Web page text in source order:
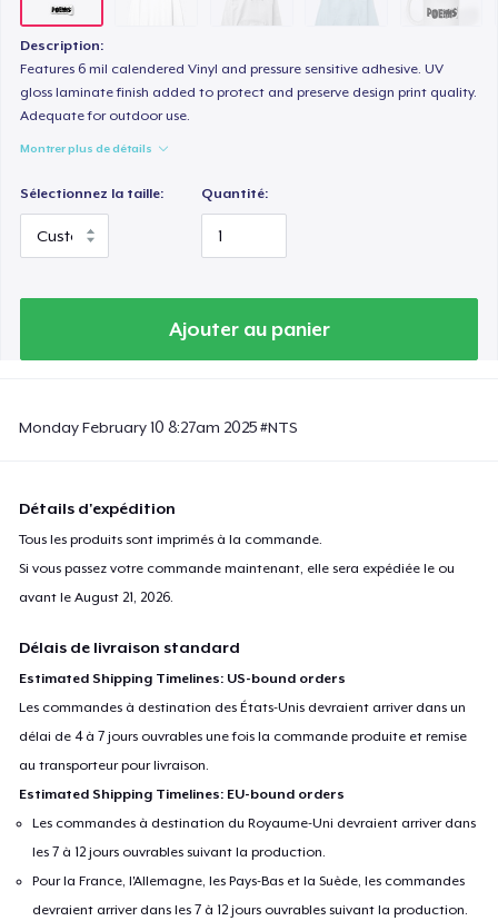
Description:
Features 6 mil calendered Vinyl and pressure sensitive adhesive. UV
gloss laminate finish added to protect and preserve design print quality.
Adequate for outdoor use.
Montrer plus de détails
Sélectionnez la taille: Quantité:
Ajouter au panier
Monday February 10 8:27am 2025 #NTS
Détails d'expédition
Tous les produits sont imprimés à la commande.
Si vous passez votre commande maintenant, elle sera expédiée le ou
avant leAugust 21, 2026.
Délais de livraison standard
Estimated Shipping Timelines: US-bound orders
Les commandes à destination des États-Unis devraient arriver dans un
délai de 4 à 7 jours ouvrables une fois la commande produite et remise
au transporteur pour livraison.
Estimated Shipping Timelines: EU-bound orders
Les commandes à destination du Royaume-Uni devraient arriver dans
les 7 à 12 jours ouvrables suivant la production.
Pour la France, l'Allemagne, les Pays-Bas et la Suède, les commandes
devraient arriver dans les 7 à 12 jours ouvrables suivant la production.